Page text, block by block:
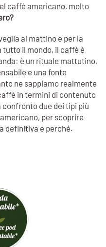
caffè americano, molto
al mattino e per la
tutto il mondo, il caffè è
è un rituale mattutino,
e una fonte
ne sappiamo realmente
in termini di contenuto
due dei tipi più
per scoprire
definitiva e perché.